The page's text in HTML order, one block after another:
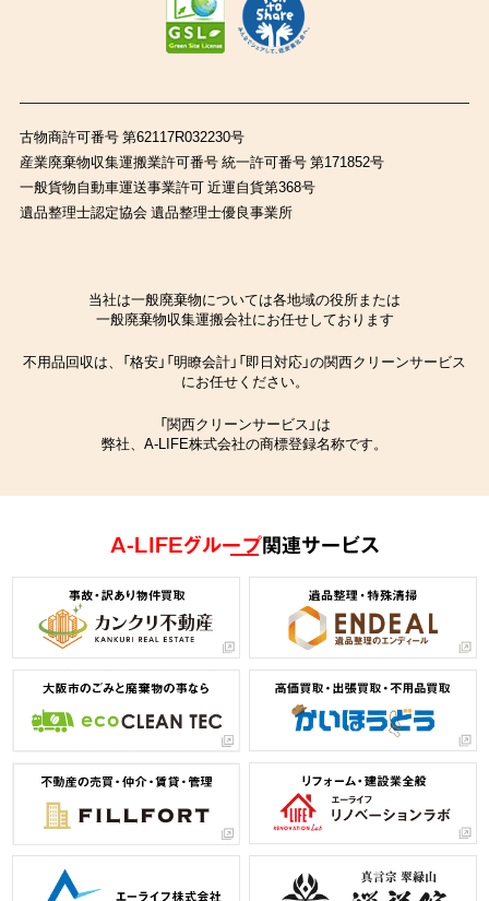
古物商許可番号 第62117R032230号
産業廃棄物収集運搬業許可番号 統一許可番号 第171852号
一般貨物自動車運送事業許可 近運自貨第368号
遺品整理士認定協会 遺品整理士優良事業所
当社は一般廃棄物については各地域の役所または
一般廃棄物収集運搬会社にお任せしております
不用品回収は、「格安」「明瞭会計」「即日対応」の関西クリーンサービス
にお任せください。
「関西クリーンサービス」は
弊社、A-LIFE株式会社の商標登録名称です。
A-LIFEグループ関連サービス